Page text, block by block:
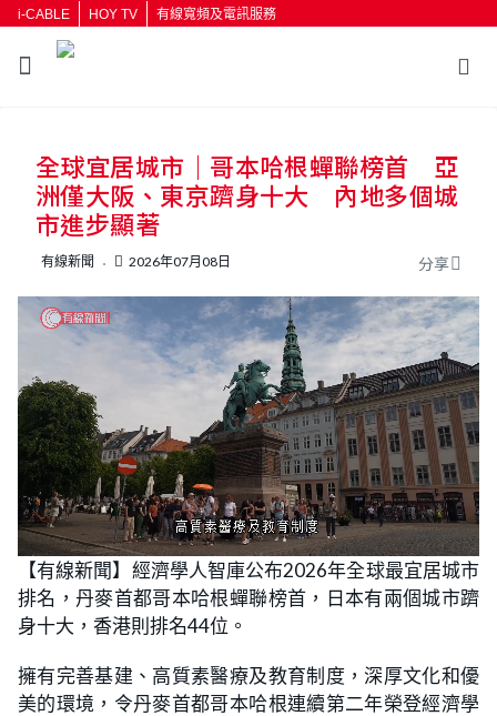
i-CABLE HOY TV 有線寬頻及電訊服務
按輸入鍵開始搜尋
全球宜居城市｜哥本哈根蟬聯榜首 亞
洲僅大阪、東京躋身十大 內地多個城
市進步顯著
有線新聞 2026年07月08日 分享
U
n
m
u
t
e
L
o
a
d
e
d
:
2
8
3
%
【有線新聞】經濟學人智庫公布2026年全球最宜居城市
排名，丹麥首都哥本哈根蟬聯榜首，日本有兩個城市躋
身十大，香港則排名44位。
擁有完善基建、高質素醫療及教育制度，深厚文化和優
美的環境，令丹麥首都哥本哈根連續第二年榮登經濟學